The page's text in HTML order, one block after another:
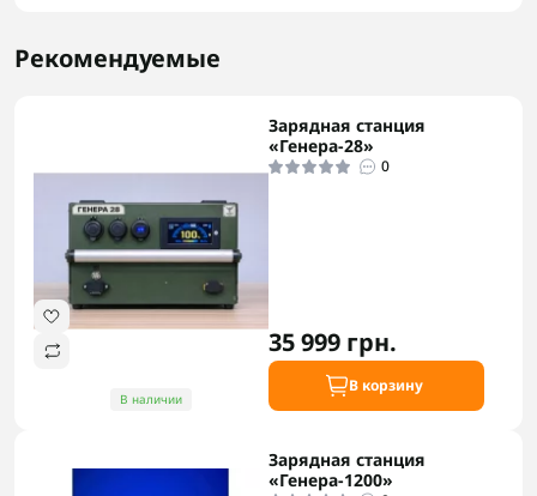
Рекомендуемые
В наличии
Зарядная станция
«Генера-28»
0
35 999 грн.
В корзину
Зарядная станция
«Генера-1200»